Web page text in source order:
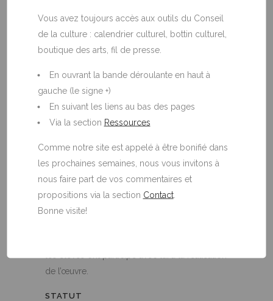
aussi, sinon plus importante, que l’œuvre en
soi.
Une rencontre d’une journée eu lieu au site
jeunes autochtones et chacun invitait un ami.
Cette journée d’échange et de partage a été
une belle occasion de revaloriser la culture
traditionnelle auprès des jeunes et de
renforcer le tissu social. La qualité des
intervenants qui ont animé cette journée ont
d’accompagné doucement les jeunes dans
cette prise de contact.
Le projet s’est poursuivi à l’automne suivant
de l’œuvre.
STATUT
Vous avez toujours accès aux outils du Conseil
de la culture : calendrier culturel, bottin culturel,
boutique des arts, fil de presse.
En ouvrant la bande déroulante en haut à
gauche (le signe +)
En suivant les liens au bas des pages
Via la section Ressources
Comme notre site est appelé à être bonifié dans
les prochaines semaines, nous vous invitons à
nous faire part de vos commentaires et
propositions via la section Contact.
Bonne visite!